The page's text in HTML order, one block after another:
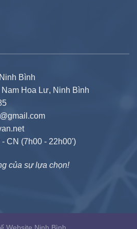
Bình
Hoa Lư, Ninh Bình
CN (7h00 - 22h00')
của sự lựa chọn!